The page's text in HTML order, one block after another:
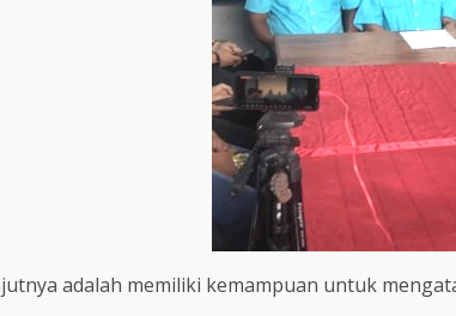
adalah memiliki kemampuan untuk